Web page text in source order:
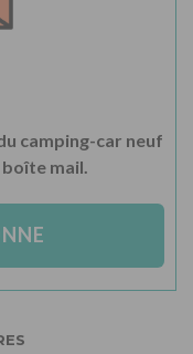
camping-car neuf
mail.